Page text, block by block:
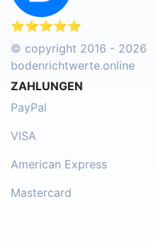
⭐⭐⭐⭐⭐
© copyright 2016 - 2026
bodenrichtwerte.online
ZAHLUNGEN
PayPal
VISA
American Express
Mastercard